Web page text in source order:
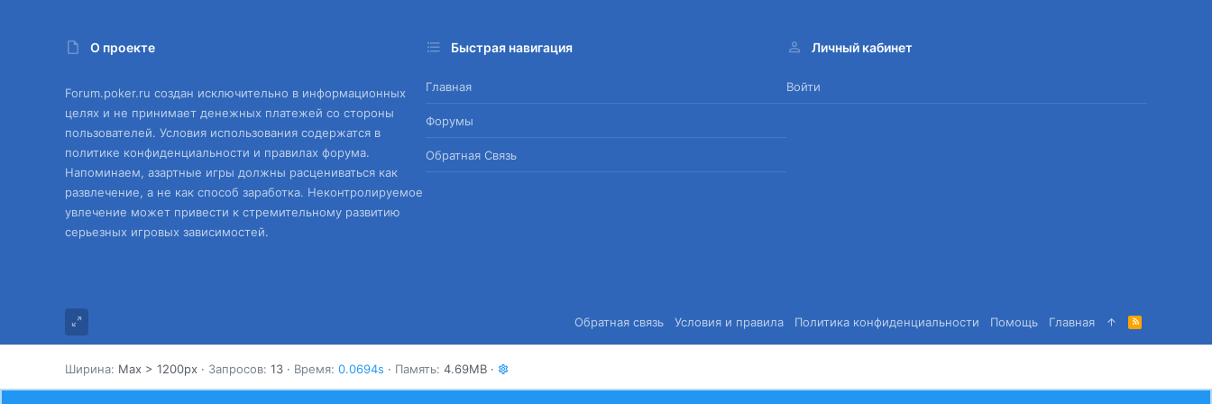
О проекте
Forum.poker.ru создан исключительно в информационных
целях и не принимает денежных платежей со стороны
пользователей. Условия использования содержатся в
политике конфиденциальности и правилах форума.
Напоминаем, азартные игры должны расцениваться как
развлечение, а не как способ заработка. Неконтролируемое
увлечение может привести к стремительному развитию
серьезных игровых зависимостей.
Быстрая навигация
Главная
Форумы
Обратная Связь
Личный кабинет
Войти
Обратная связь Условия и правила Политика конфиденциальности Помощь Главная
R
S
S
Ширина Запросов 13 Время 0.0694s Память 4.69MB